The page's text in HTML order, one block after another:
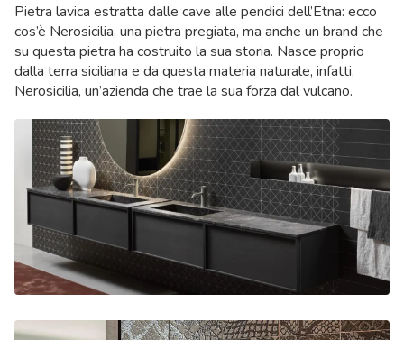
Pietra lavica estratta dalle cave alle pendici dell’Etna: ecco
cos’è Nerosicilia, una pietra pregiata, ma anche un brand che
su questa pietra ha costruito la sua storia. Nasce proprio
dalla terra siciliana e da questa materia naturale, infatti,
Nerosicilia, un’azienda che trae la sua forza dal vulcano.